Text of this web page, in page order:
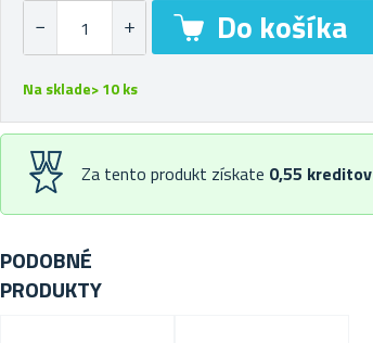
Na sklade> 10 ks
Za tento produkt získate 0,55 kreditov
PODOBNÉ
PRODUKTY